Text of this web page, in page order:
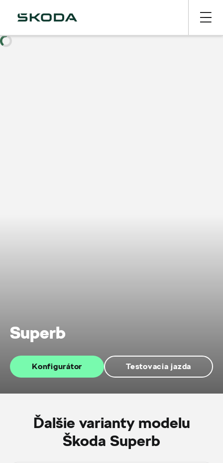
Superb
Konfigurátor Testovacia jazda
Ďalšie varianty modelu
Škoda Superb